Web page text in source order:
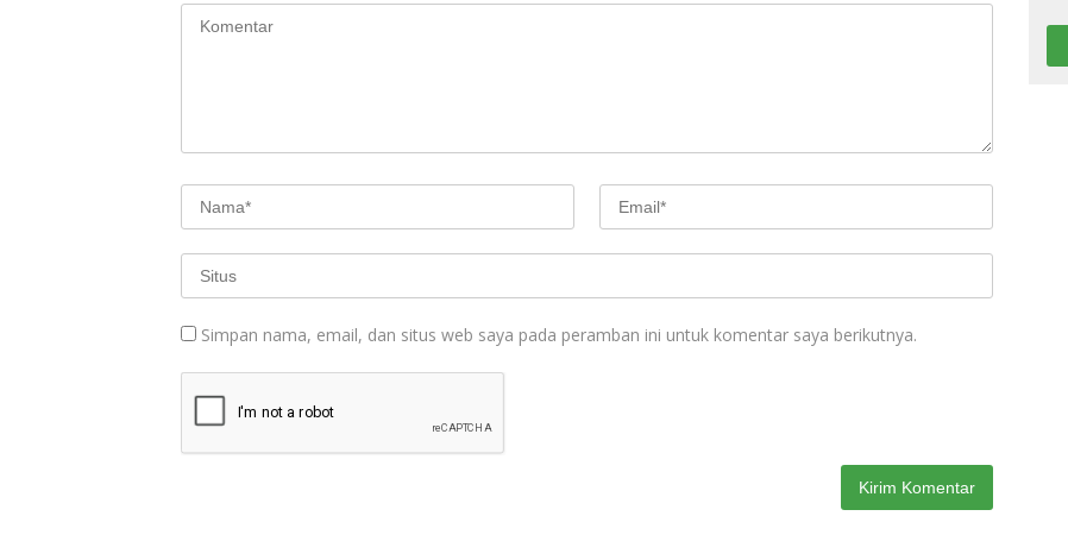
Simpan nama, email, dan situs web saya pada peramban ini untuk komentar saya berikutnya.